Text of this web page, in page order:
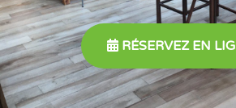
RÉSERVEZ EN